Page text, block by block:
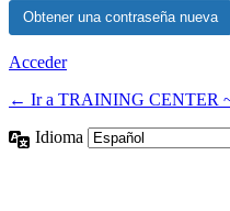
Acceder
← Ir a TRAINING CENTER
Idioma